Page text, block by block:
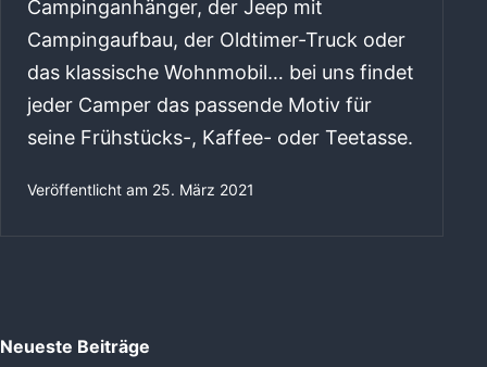
Campinganhänger, der Jeep mit
Campingaufbau, der Oldtimer-Truck oder
das klassische Wohnmobil… bei uns findet
jeder Camper das passende Motiv für
seine Frühstücks-, Kaffee- oder Teetasse.
Veröffentlicht am 25. März 2021
Neueste Beiträge